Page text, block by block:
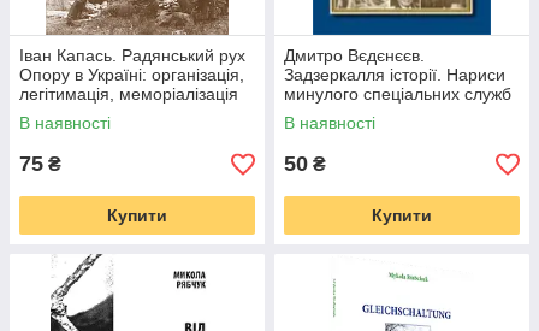
Іван Капась. Радянський рух
Опору в Україні: організація,
легітимація, меморіалізація
(1941– 1953 рр.)
В наявності
75 ₴
Купити
Дмитро Вєдєнєєв.
Задзеркалля історії. Нариси
минулого спеціальних служб
В наявності
50 ₴
Купити